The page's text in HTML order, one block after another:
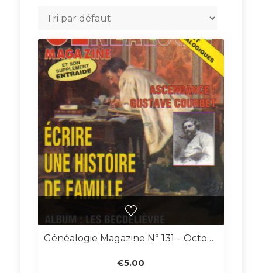
Généalogie Magazine N° 131 – Octobre 1994
€5.00